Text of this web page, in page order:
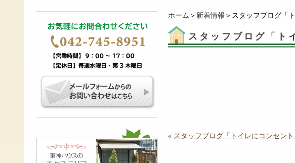
ホーム ＞ 新着情報 ＞スタッフブログ「
スタッフブログ「ト
« スタッフブログ「トイレにコンセン